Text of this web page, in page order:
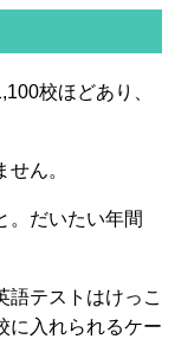
校ほどあり、
ん。
。だいたい年間
語テストはけっこ
に入れられるケー